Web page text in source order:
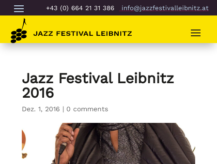
+43 (0) 664 21 31 386 info@jazzfestivalleibnitz.at
Jazz Festival Leibnitz
2016
Dez. 1, 2016 | 0 comments